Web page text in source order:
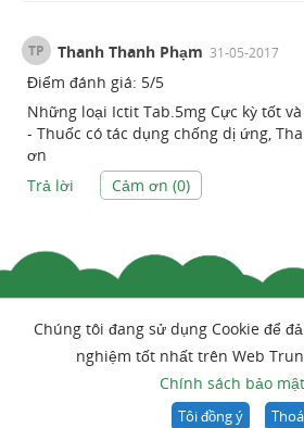
TP Thanh Thanh Phạm 31-05-2017
Điểm đánh giá: 5/5
Những loại Ictit Tab.5mg Cực kỳ tốt
- Thuốc có tác dụng chống dị ứng,
ơn
Trả lời
Cảm ơn (0)
Chúng tôi đang sử dụng Cookie để
nghiệm tốt nhất trên Web
Chính sách bảo mật
Tôi đồng ý